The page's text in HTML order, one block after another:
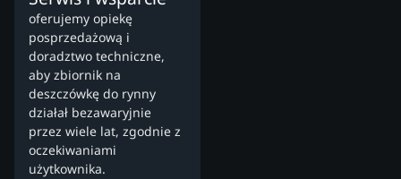
oferujemy opiekę
posprzedażową i
doradztwo techniczne,
aby zbiornik na
deszczówkę do rynny
działał bezawaryjnie
przez wiele lat, zgodnie z
oczekiwaniami
użytkownika.